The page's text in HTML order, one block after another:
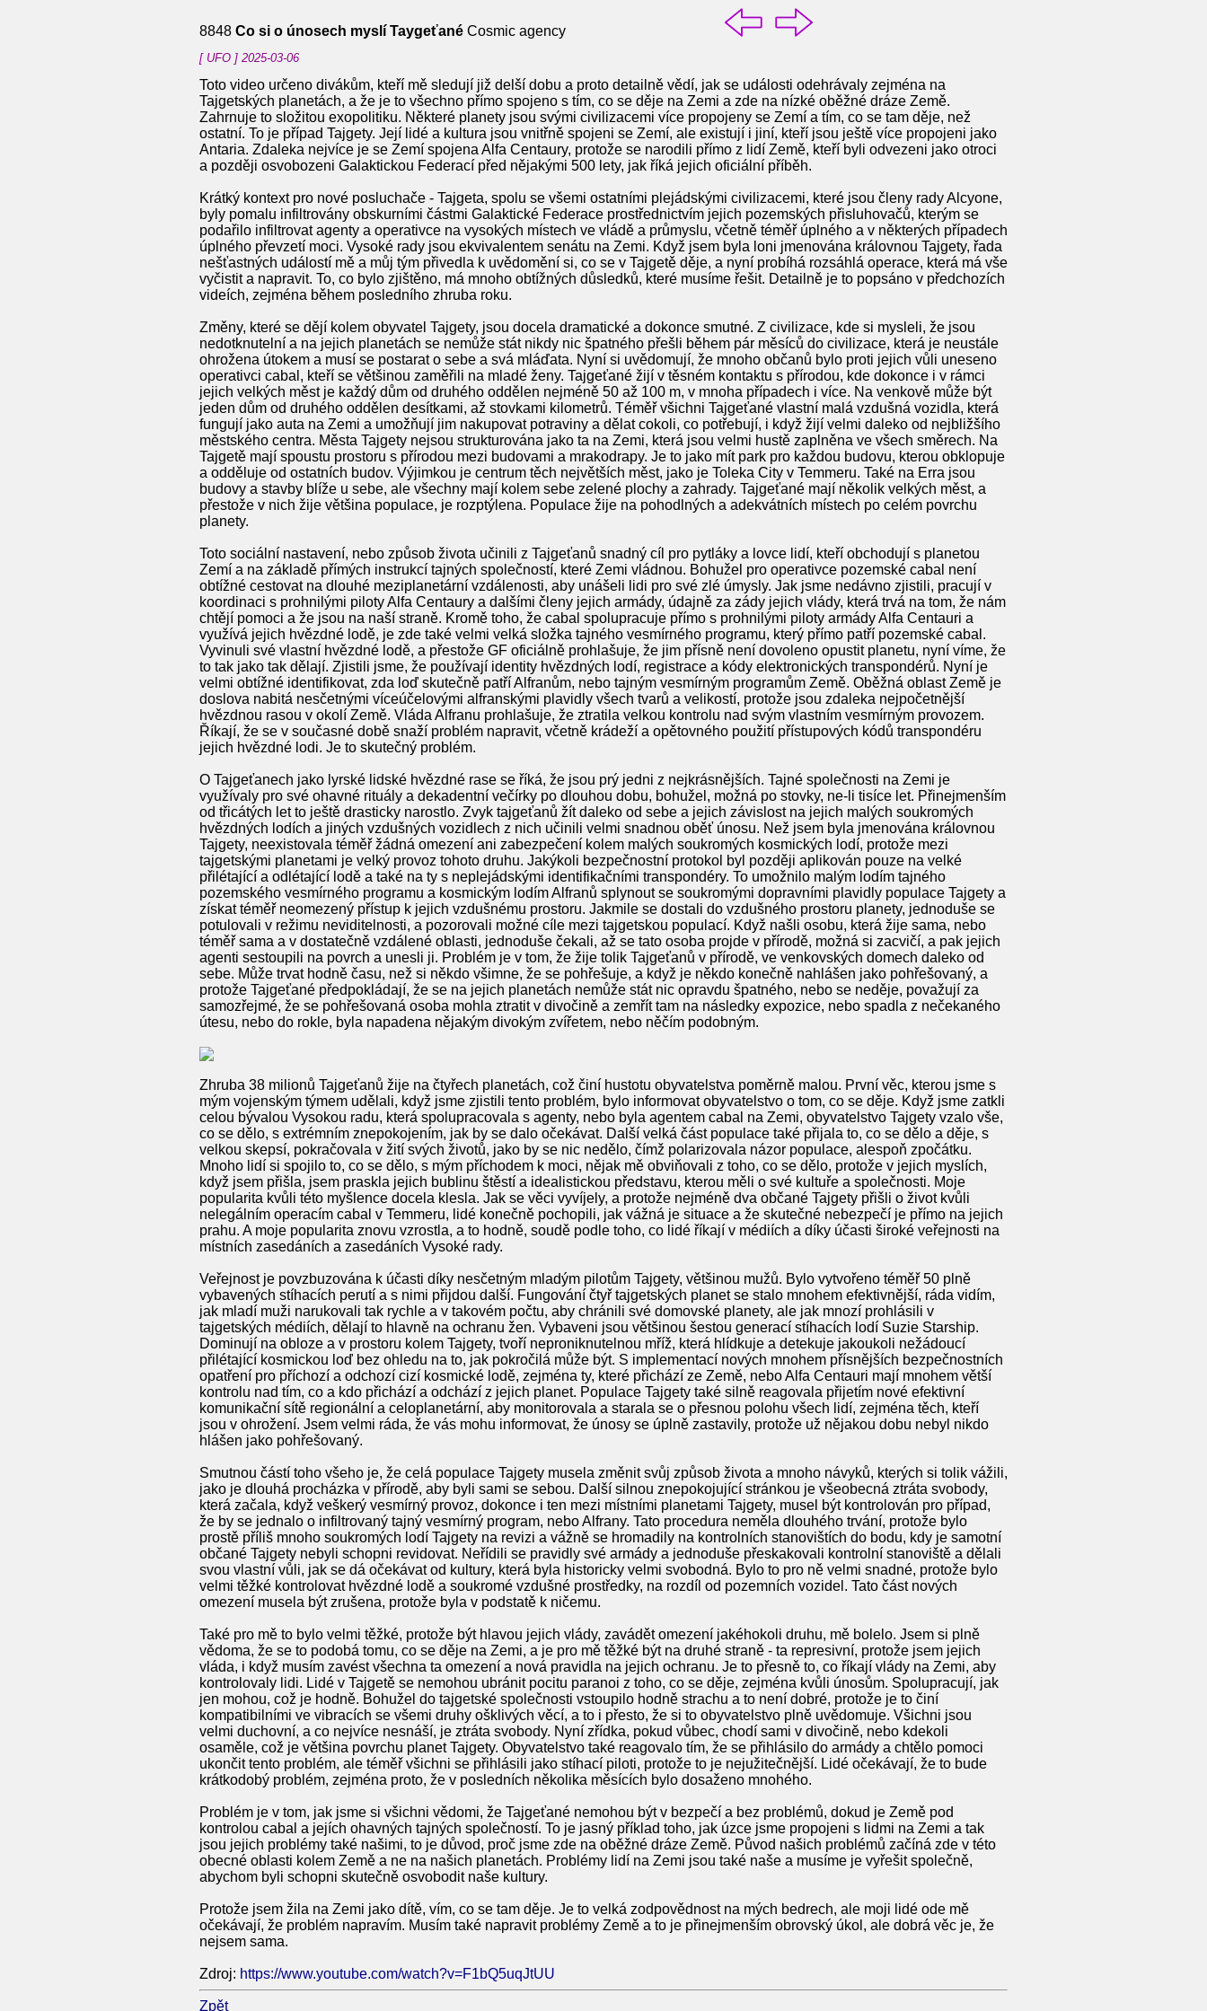
8848 Co si o únosech myslí Taygeťané Cosmic agency
[ UFO ] 2025-03-06
Toto video určeno divákům, kteří mě sledují již delší dobu a proto detailně vědí, jak se události odehrávaly zejména na
Tajgetských planetách, a že je to všechno přímo spojeno s tím, co se děje na Zemi a zde na nízké oběžné dráze Země.
Zahrnuje to složitou exopolitiku. Některé planety jsou svými civilizacemi více propojeny se Zemí a tím, co se tam děje, než
ostatní. To je případ Tajgety. Její lidé a kultura jsou vnitřně spojeni se Zemí, ale existují i jiní, kteří jsou ještě více propojeni jako
Antaria. Zdaleka nejvíce je se Zemí spojena Alfa Centaury, protože se narodili přímo z lidí Země, kteří byli odvezeni jako otroci
a později osvobozeni Galaktickou Federací před nějakými 500 lety, jak říká jejich oficiální příběh.
Krátký kontext pro nové posluchače - Tajgeta, spolu se všemi ostatními plejádskými civilizacemi, které jsou členy rady Alcyone,
byly pomalu infiltrovány obskurními částmi Galaktické Federace prostřednictvím jejich pozemských přisluhovačů, kterým se
podařilo infiltrovat agenty a operativce na vysokých místech ve vládě a průmyslu, včetně téměř úplného a v některých případech
úplného převzetí moci. Vysoké rady jsou ekvivalentem senátu na Zemi. Když jsem byla loni jmenována královnou Tajgety, řada
nešťastných událostí mě a můj tým přivedla k uvědomění si, co se v Tajgetě děje, a nyní probíhá rozsáhlá operace, která má vše
vyčistit a napravit. To, co bylo zjištěno, má mnoho obtížných důsledků, které musíme řešit. Detailně je to popsáno v předchozích
videích, zejména během posledního zhruba roku.
Změny, které se dějí kolem obyvatel Tajgety, jsou docela dramatické a dokonce smutné. Z civilizace, kde si mysleli, že jsou
nedotknutelní a na jejich planetách se nemůže stát nikdy nic špatného přešli během pár měsíců do civilizace, která je neustále
ohrožena útokem a musí se postarat o sebe a svá mláďata. Nyní si uvědomují, že mnoho občanů bylo proti jejich vůli uneseno
operativci cabal, kteří se většinou zaměřili na mladé ženy. Tajgeťané žijí v těsném kontaktu s přírodou, kde dokonce i v rámci
jejich velkých měst je každý dům od druhého oddělen nejméně 50 až 100 m, v mnoha případech i více. Na venkově může být
jeden dům od druhého oddělen desítkami, až stovkami kilometrů. Téměř všichni Tajgeťané vlastní malá vzdušná vozidla, která
fungují jako auta na Zemi a umožňují jim nakupovat potraviny a dělat cokoli, co potřebují, i když žijí velmi daleko od nejbližšího
městského centra. Města Tajgety nejsou strukturována jako ta na Zemi, která jsou velmi hustě zaplněna ve všech směrech. Na
Tajgetě mají spoustu prostoru s přírodou mezi budovami a mrakodrapy. Je to jako mít park pro každou budovu, kterou obklopuje
a odděluje od ostatních budov. Výjimkou je centrum těch největších měst, jako je Toleka City v Temmeru. Také na Erra jsou
budovy a stavby blíže u sebe, ale všechny mají kolem sebe zelené plochy a zahrady. Tajgeťané mají několik velkých měst, a
přestože v nich žije většina populace, je rozptýlena. Populace žije na pohodlných a adekvátních místech po celém povrchu
planety.
Toto sociální nastavení, nebo způsob života učinili z Tajgeťanů snadný cíl pro pytláky a lovce lidí, kteří obchodují s planetou
Zemí a na základě přímých instrukcí tajných společností, které Zemi vládnou. Bohužel pro operativce pozemské cabal není
obtížné cestovat na dlouhé meziplanetární vzdálenosti, aby unášeli lidi pro své zlé úmysly. Jak jsme nedávno zjistili, pracují v
koordinaci s prohnilými piloty Alfa Centaury a dalšími členy jejich armády, údajně za zády jejich vlády, která trvá na tom, že nám
chtějí pomoci a že jsou na naší straně. Kromě toho, že cabal spolupracuje přímo s prohnilými piloty armády Alfa Centauri a
využívá jejich hvězdné lodě, je zde také velmi velká složka tajného vesmírného programu, který přímo patří pozemské cabal.
Vyvinuli své vlastní hvězdné lodě, a přestože GF oficiálně prohlašuje, že jim přísně není dovoleno opustit planetu, nyní víme, že
to tak jako tak dělají. Zjistili jsme, že používají identity hvězdných lodí, registrace a kódy elektronických transpondérů. Nyní je
velmi obtížné identifikovat, zda loď skutečně patří Alfranům, nebo tajným vesmírným programům Země. Oběžná oblast Země je
doslova nabitá nesčetnými víceúčelovými alfranskými plavidly všech tvarů a velikostí, protože jsou zdaleka nejpočetnější
hvězdnou rasou v okolí Země. Vláda Alfranu prohlašuje, že ztratila velkou kontrolu nad svým vlastním vesmírným provozem.
Říkají, že se v současné době snaží problém napravit, včetně krádeží a opětovného použití přístupových kódů transpondéru
jejich hvězdné lodi. Je to skutečný problém.
O Tajgeťanech jako lyrské lidské hvězdné rase se říká, že jsou prý jedni z nejkrásnějších. Tajné společnosti na Zemi je
využívaly pro své ohavné rituály a dekadentní večírky po dlouhou dobu, bohužel, možná po stovky, ne-li tisíce let. Přinejmenším
od třicátých let to ještě drasticky narostlo. Zvyk tajgeťanů žít daleko od sebe a jejich závislost na jejich malých soukromých
hvězdných lodích a jiných vzdušných vozidlech z nich učinili velmi snadnou oběť únosu. Než jsem byla jmenována královnou
Tajgety, neexistovala téměř žádná omezení ani zabezpečení kolem malých soukromých kosmických lodí, protože mezi
tajgetskými planetami je velký provoz tohoto druhu. Jakýkoli bezpečnostní protokol byl později aplikován pouze na velké
přilétající a odlétající lodě a také na ty s neplejádskými identifikačními transpondéry. To umožnilo malým lodím tajného
pozemského vesmírného programu a kosmickým lodím Alfranů splynout se soukromými dopravními plavidly populace Tajgety a
získat téměř neomezený přístup k jejich vzdušnému prostoru. Jakmile se dostali do vzdušného prostoru planety, jednoduše se
potulovali v režimu neviditelnosti, a pozorovali možné cíle mezi tajgetskou populací. Když našli osobu, která žije sama, nebo
téměř sama a v dostatečně vzdálené oblasti, jednoduše čekali, až se tato osoba projde v přírodě, možná si zacvičí, a pak jejich
agenti sestoupili na povrch a unesli ji. Problém je v tom, že žije tolik Tajgeťanů v přírodě, ve venkovských domech daleko od
sebe. Může trvat hodně času, než si někdo všimne, že se pohřešuje, a když je někdo konečně nahlášen jako pohřešovaný, a
protože Tajgeťané předpokládají, že se na jejich planetách nemůže stát nic opravdu špatného, nebo se neděje, považují za
samozřejmé, že se pohřešovaná osoba mohla ztratit v divočině a zemřít tam na následky expozice, nebo spadla z nečekaného
útesu, nebo do rokle, byla napadena nějakým divokým zvířetem, nebo něčím podobným.
Zhruba 38 milionů Tajgeťanů žije na čtyřech planetách, což činí hustotu obyvatelstva poměrně malou. První věc, kterou jsme s
mým vojenským týmem udělali, když jsme zjistili tento problém, bylo informovat obyvatelstvo o tom, co se děje. Když jsme zatkli
celou bývalou Vysokou radu, která spolupracovala s agenty, nebo byla agentem cabal na Zemi, obyvatelstvo Tajgety vzalo vše,
co se dělo, s extrémním znepokojením, jak by se dalo očekávat. Další velká část populace také přijala to, co se dělo a děje, s
velkou skepsí, pokračovala v žití svých životů, jako by se nic nedělo, čímž polarizovala názor populace, alespoň zpočátku.
Mnoho lidí si spojilo to, co se dělo, s mým příchodem k moci, nějak mě obviňovali z toho, co se dělo, protože v jejich myslích,
když jsem přišla, jsem praskla jejich bublinu štěstí a idealistickou představu, kterou měli o své kultuře a společnosti. Moje
popularita kvůli této myšlence docela klesla. Jak se věci vyvíjely, a protože nejméně dva občané Tajgety přišli o život kvůli
nelegálním operacím cabal v Temmeru, lidé konečně pochopili, jak vážná je situace a že skutečné nebezpečí je přímo na jejich
prahu. A moje popularita znovu vzrostla, a to hodně, soudě podle toho, co lidé říkají v médiích a díky účasti široké veřejnosti na
místních zasedáních a zasedáních Vysoké rady.
Veřejnost je povzbuzována k účasti díky nesčetným mladým pilotům Tajgety, většinou mužů. Bylo vytvořeno téměř 50 plně
vybavených stíhacích perutí a s nimi přijdou další. Fungování čtyř tajgetských planet se stalo mnohem efektivnější, ráda vidím,
jak mladí muži narukovali tak rychle a v takovém počtu, aby chránili své domovské planety, ale jak mnozí prohlásili v
tajgetských médiích, dělají to hlavně na ochranu žen. Vybaveni jsou většinou šestou generací stíhacích lodí Suzie Starship.
Dominují na obloze a v prostoru kolem Tajgety, tvoří neproniknutelnou mříž, která hlídkuje a detekuje jakoukoli nežádoucí
přilétající kosmickou loď bez ohledu na to, jak pokročilá může být. S implementací nových mnohem přísnějších bezpečnostních
opatření pro příchozí a odchozí cizí kosmické lodě, zejména ty, které přichází ze Země, nebo Alfa Centauri mají mnohem větší
kontrolu nad tím, co a kdo přichází a odchází z jejich planet. Populace Tajgety také silně reagovala přijetím nové efektivní
komunikační sítě regionální a celoplanetární, aby monitorovala a starala se o přesnou polohu všech lidí, zejména těch, kteří
jsou v ohrožení. Jsem velmi ráda, že vás mohu informovat, že únosy se úplně zastavily, protože už nějakou dobu nebyl nikdo
hlášen jako pohřešovaný.
Smutnou částí toho všeho je, že celá populace Tajgety musela změnit svůj způsob života a mnoho návyků, kterých si tolik vážili,
jako je dlouhá procházka v přírodě, aby byli sami se sebou. Další silnou znepokojující stránkou je všeobecná ztráta svobody,
která začala, když veškerý vesmírný provoz, dokonce i ten mezi místními planetami Tajgety, musel být kontrolován pro případ,
že by se jednalo o infiltrovaný tajný vesmírný program, nebo Alfrany. Tato procedura neměla dlouhého trvání, protože bylo
prostě příliš mnoho soukromých lodí Tajgety na revizi a vážně se hromadily na kontrolních stanovištích do bodu, kdy je samotní
občané Tajgety nebyli schopni revidovat. Neřídili se pravidly své armády a jednoduše přeskakovali kontrolní stanoviště a dělali
svou vlastní vůli, jak se dá očekávat od kultury, která byla historicky velmi svobodná. Bylo to pro ně velmi snadné, protože bylo
velmi těžké kontrolovat hvězdné lodě a soukromé vzdušné prostředky, na rozdíl od pozemních vozidel. Tato část nových
omezení musela být zrušena, protože byla v podstatě k ničemu.
Také pro mě to bylo velmi těžké, protože být hlavou jejich vlády, zavádět omezení jakéhokoli druhu, mě bolelo. Jsem si plně
vědoma, že se to podobá tomu, co se děje na Zemi, a je pro mě těžké být na druhé straně - ta represivní, protože jsem jejich
vláda, i když musím zavést všechna ta omezení a nová pravidla na jejich ochranu. Je to přesně to, co říkají vlády na Zemi, aby
kontrolovaly lidi. Lidé v Tajgetě se nemohou ubránit pocitu paranoi z toho, co se děje, zejména kvůli únosům. Spolupracují, jak
jen mohou, což je hodně. Bohužel do tajgetské společnosti vstoupilo hodně strachu a to není dobré, protože je to činí
kompatibilními ve vibracích se všemi druhy ošklivých věcí, a to i přesto, že si to obyvatelstvo plně uvědomuje. Všichni jsou
velmi duchovní, a co nejvíce nesnáší, je ztráta svobody. Nyní zřídka, pokud vůbec, chodí sami v divočině, nebo kdekoli
osaměle, což je většina povrchu planet Tajgety. Obyvatelstvo také reagovalo tím, že se přihlásilo do armády a chtělo pomoci
ukončit tento problém, ale téměř všichni se přihlásili jako stíhací piloti, protože to je nejužitečnější. Lidé očekávají, že to bude
krátkodobý problém, zejména proto, že v posledních několika měsících bylo dosaženo mnohého.
Problém je v tom, jak jsme si všichni vědomi, že Tajgeťané nemohou být v bezpečí a bez problémů, dokud je Země pod
kontrolou cabal a jejích ohavných tajných společností. To je jasný příklad toho, jak úzce jsme propojeni s lidmi na Zemi a tak
jsou jejich problémy také našimi, to je důvod, proč jsme zde na oběžné dráze Země. Původ našich problémů začíná zde v této
obecné oblasti kolem Země a ne na našich planetách. Problémy lidí na Zemi jsou také naše a musíme je vyřešit společně,
abychom byli schopni skutečně osvobodit naše kultury.
Protože jsem žila na Zemi jako dítě, vím, co se tam děje. Je to velká zodpovědnost na mých bedrech, ale moji lidé ode mě
očekávají, že problém napravím. Musím také napravit problémy Země a to je přinejmenším obrovský úkol, ale dobrá věc je, že
nejsem sama.
Zdroj: https://www.youtube.com/watch?v=F1bQ5uqJtUU
Zpět